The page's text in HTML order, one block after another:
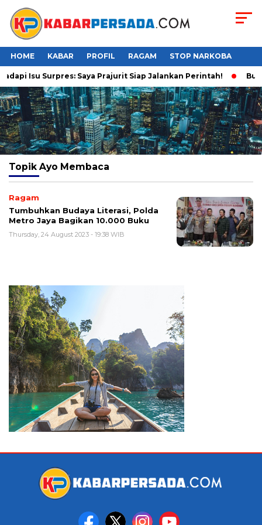
HOME KABAR PROFIL RAGAM STOP NARKOBA
Isu Surpres: Saya Prajurit Siap Jalankan Perintah!
Topik Ayo Membaca
Ragam
Tumbuhkan Budaya Literasi, Polda
Metro Jaya Bagikan 10.000 Buku
Thursday, 24 August 2023 - 19:38 WIB